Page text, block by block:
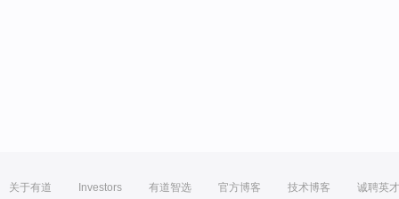
关于有道 Investors 有道智选 官方博客 技术博客 诚聘英才